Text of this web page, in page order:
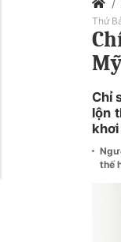
Thứ
Chỉ
lộn
thế